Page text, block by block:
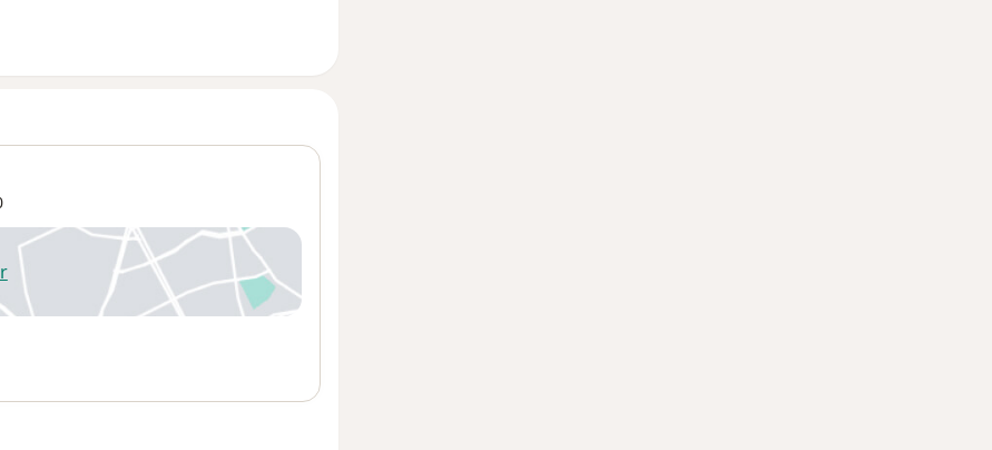
en una nueva pestaña